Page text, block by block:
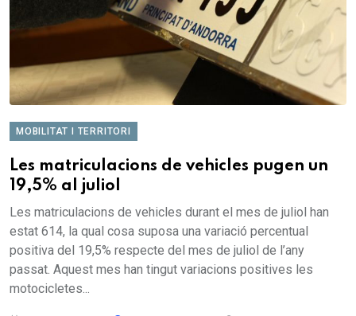
MOBILITAT I TERRITORI
Les matriculacions de vehicles pugen un
19,5% al juliol
Les matriculacions de vehicles durant el mes de juliol han
estat 614, la qual cosa suposa una variació percentual
positiva del 19,5% respecte del mes de juliol de l’any
passat. Aquest mes han tingut variacions positives les
motocicletes...